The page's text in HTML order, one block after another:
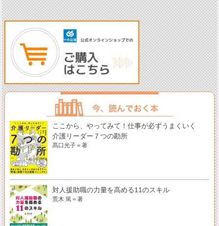
ここから、やってみて！仕事が必ずうまくいく
介護リーダー７つの勘所
髙口光子＝著
対人援助職の力量を高める11のスキル
荒木 篤＝著